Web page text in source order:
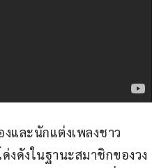
งและนักแต่งเพลงชาว
งดังในฐานะสมาชิกของวง